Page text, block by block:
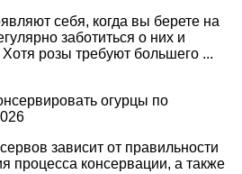
себя, когда вы берете на
заботиться о них и
розы требуют большего ...
огурцы по
зависит от правильности
процесса консервации, а также